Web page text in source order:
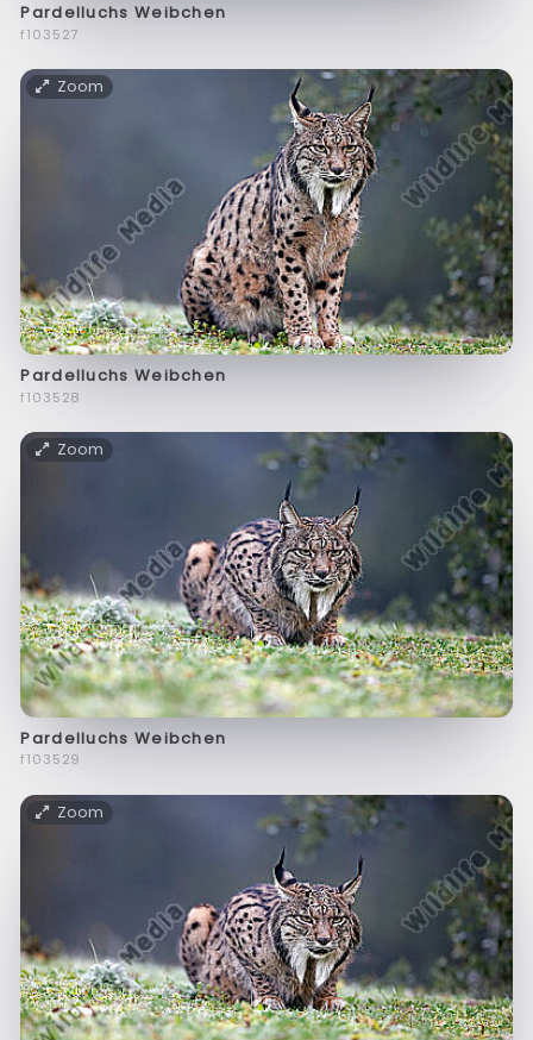
Pardelluchs Weibchen
f103527
Zoom
Pardelluchs Weibchen
f103528
Zoom
Pardelluchs Weibchen
f103529
Zoom